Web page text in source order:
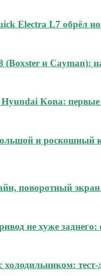
Electra L7 обрёл
(Boxster и Cayman):
Kona:
и роскошный
поворотный
не хуже
холодильником: